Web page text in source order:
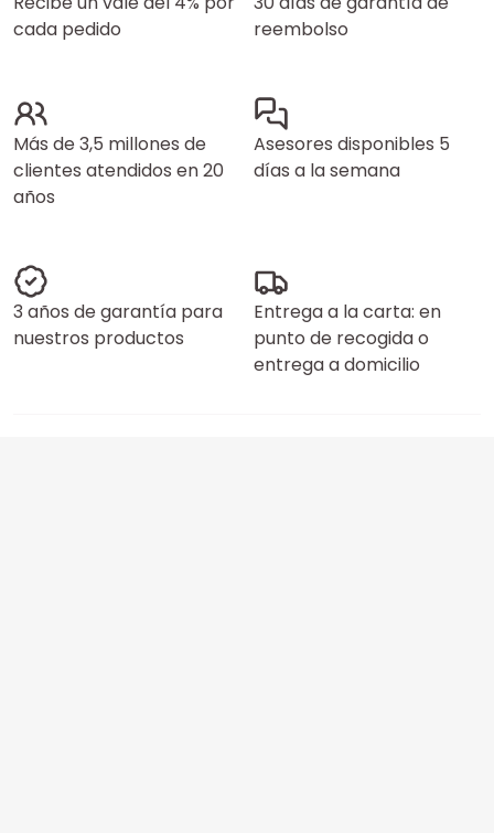
cada pedido
reembolso
Más de 3,5 millones de
clientes atendidos en 20
años
Asesores disponibles 5
días a la semana
3 años de garantía para
nuestros productos
Entrega a la carta: en
punto de recogida o
entrega a domicilio